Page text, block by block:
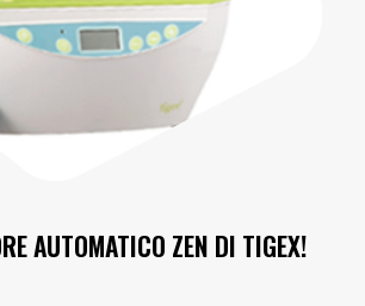
AUTOMATICO ZEN DI TIGEX!